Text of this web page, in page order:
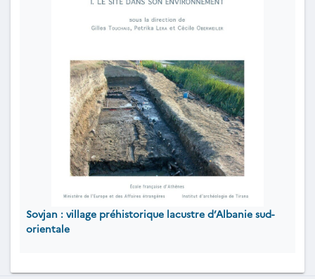
Sovjan : village préhistorique lacustre d’Albanie sud-
orientale